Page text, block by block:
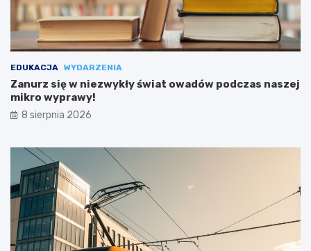
EDUKACJA WYDARZENIA
Zanurz się w niezwykły świat owadów podczas naszej
mikro wyprawy!
8 sierpnia 2026